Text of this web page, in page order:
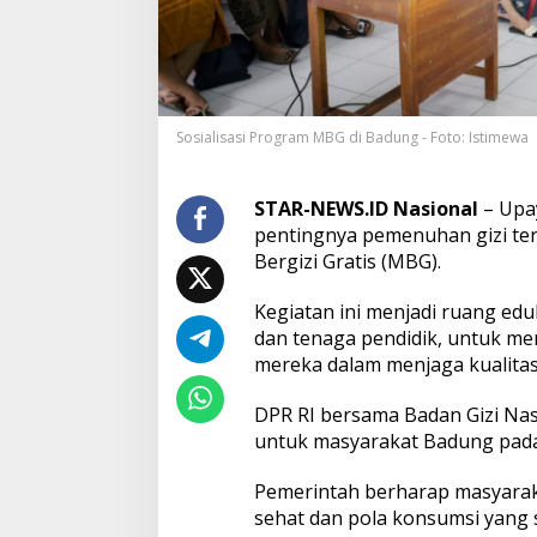
D
o
n
g
P
a
h
a
m
n
G
i
z
M
a
y
Sosialisasi Program MBG di Badung - Foto: Istimewa
STAR-NEWS.ID Nasional –
pentingnya pemenuhan gizi
Bergizi Gratis (MBG).
Kegiatan ini menjadi ruang
dan tenaga pendidik, untuk
mereka dalam menjaga
DPR RI bersama Badan Gizi
untuk masyarakat Badung
Pemerintah berharap
sehat dan pola konsumsi